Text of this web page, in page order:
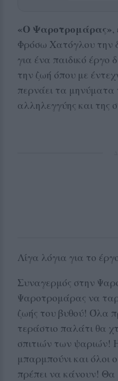
«Ο Ψαροτρομάρας»,
Φρόσω Χατόγλου την
για ένα παιδικό έργο
την ζωή όπου με
περνάει τα μηνύματα
αλληλεγγύης και της
Λίγα λόγια για το
Συναγερμός στην
Ψαροτρομάρας να
ζωής του βυθού! Όλα
τεράστιο παλάτι θα
σπιτιών των ψαριών!
μπαρμπούνι και όλοι
πρέπει να κάνουν!